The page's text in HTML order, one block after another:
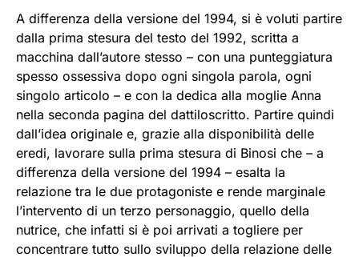
A differenza della versione del 1994, si è voluti partire
dalla prima stesura del testo del 1992, scritta a
macchina dall’autore stesso – con una punteggiatura
spesso ossessiva dopo ogni singola parola, ogni
singolo articolo – e con la dedica alla moglie Anna
nella seconda pagina del dattiloscritto. Partire quindi
dall’idea originale e, grazie alla disponibilità delle
eredi, lavorare sulla prima stesura di Binosi che – a
differenza della versione del 1994 – esalta la
relazione tra le due protagoniste e rende marginale
l’intervento di un terzo personaggio, quello della
nutrice, che infatti si è poi arrivati a togliere per
concentrare tutto sullo sviluppo della relazione delle